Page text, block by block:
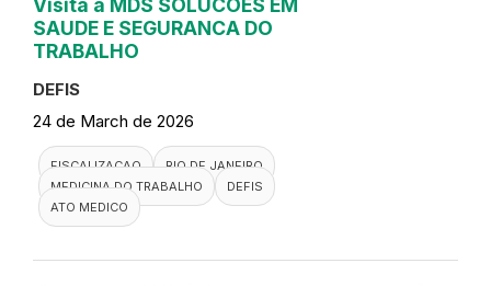
Visita a MDS SOLUCOES EM
SAUDE E SEGURANCA DO
TRABALHO
DEFIS
24 de March de 2026
FISCALIZACAO
RIO DE JANEIRO
MEDICINA DO TRABALHO
DEFIS
ATO MEDICO